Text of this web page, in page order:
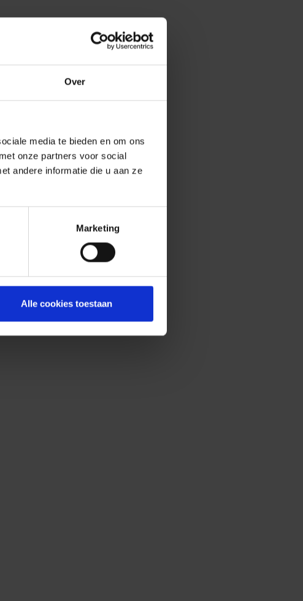
Over
media te bieden en om ons
onze partners voor social
andere informatie die u aan ze
Marketing
Alle cookies toestaan